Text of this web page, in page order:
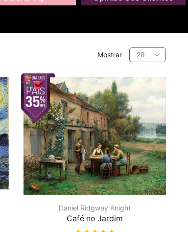
Mostrar
Produtos
por
Daniel Ridgway Knight
Café no Jardim